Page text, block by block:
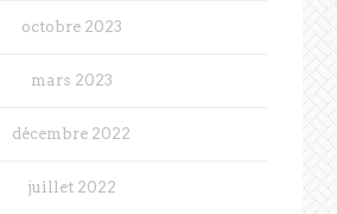
octobre 2023
mars 2023
décembre 2022
juillet 2022